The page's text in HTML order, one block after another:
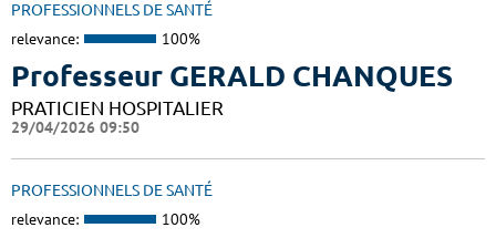
PROFESSIONNELS DE SANTÉ
relevance: 100%
Professeur GERALD CHANQUES
PRATICIEN HOSPITALIER
29/04/2026 09:50
PROFESSIONNELS DE SANTÉ
relevance: 100%